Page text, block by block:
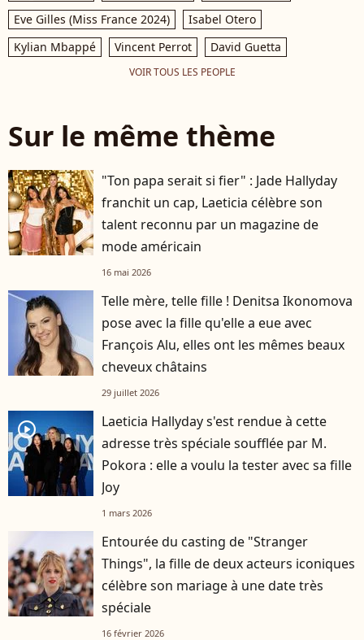
Eve Gilles (Miss France 2024)
Isabel Otero
Kylian Mbappé
Vincent Perrot David Guetta
VOIR TOUS LES PEOPLE
Sur le même thème
"Ton papa serait si fier" : Jade Hallyday
franchit un cap, Laeticia célèbre son
talent reconnu par un magazine de
mode américain
16 mai 2026
Telle mère, telle fille ! Denitsa Ikonomova
pose avec la fille qu'elle a eue avec
François Alu, elles ont les mêmes beaux
cheveux châtains
29 juillet 2026
player2
Laeticia Hallyday s'est rendue à cette
adresse très spéciale soufflée par M.
Pokora : elle a voulu la tester avec sa fille
Joy
1 mars 2026
Entourée du casting de "Stranger
Things", la fille de deux acteurs iconiques
célèbre son mariage à une date très
spéciale
16 février 2026